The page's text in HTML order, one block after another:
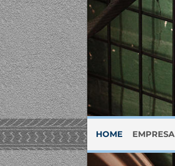
HOME EMPRESA